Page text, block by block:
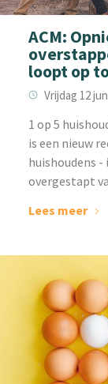
ACM:
loopt op
Vrijdag 12
1 op 5
is een nieuw
huishoudens -
overgestapt
Lees meer